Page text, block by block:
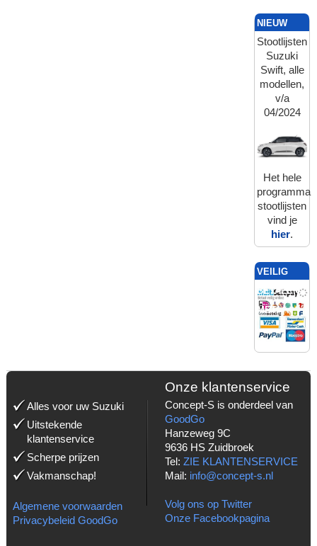
NIEUW
Stootlijsten
Suzuki
Swift, alle
modellen,
v/a
04/2024
Het hele
programma
stootlijsten
vind je
hier.
VEILIG
BETALEN
MET:
Alles voor uw Suzuki
Uitstekende
klantenservice
Scherpe prijzen
Vakmanschap!
Algemene voorwaarden
Privacybeleid GoodGo
Onze klantenservice
Concept-S is onderdeel van
GoodGo
Hanzeweg 9C
9636 HS Zuidbroek
Tel: ZIE KLANTENSERVICE
Mail: info@concept-s.nl
Volg ons op Twitter
Onze Facebookpagina